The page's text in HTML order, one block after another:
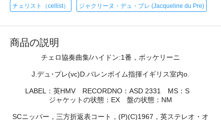
チェリスト（cellist） ジャクリーヌ・デュ・プレ (Jacqueline du Pre)
商品の説明
チェロ協奏曲集/ハイドン:1番，ボッケリーニ
J.デュ･プレ(vc)D.バレンボイム指揮イギリス室内o.
LABEL：英HMV RECORDNO：ASD 2331 MS：S
ジャケットの状態：EX 盤の状態：NM
SCニッパー，三方折返表コート，(P)(C)1967，英ステレオ・オ